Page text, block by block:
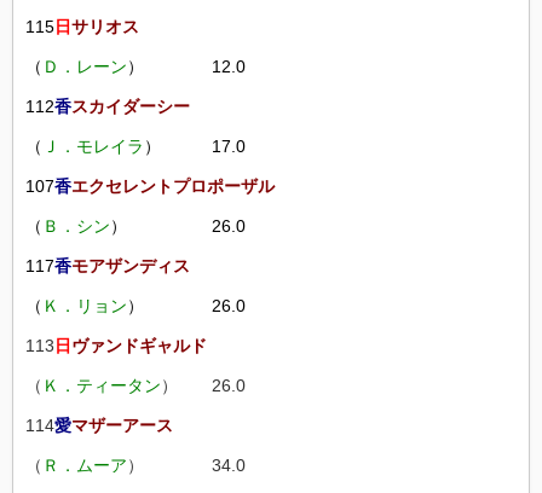
115日サリオス
（ Ｄ．レーン） 12.0
112香スカイダーシー
（ Ｊ．モレイラ ） 17.0
107香エクセレントプロポーザル
（ Ｂ．シン） 26.0
117香モアザンディス
（ Ｋ．リョン） 26.0
113 日 ヴァンドギャルド
（ Ｋ．ティータン） 26.0
114愛マザーアース
（ Ｒ．ムーア） 34.0